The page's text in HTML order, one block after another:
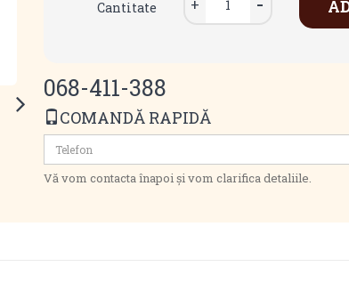
Cantitate
068-411-388
COMANDĂ RAPIDĂ
Vă vom contacta înapoi și vom clarifica detaliile.